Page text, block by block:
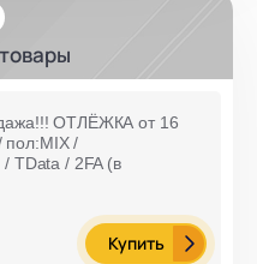
ОТЛЁЖКА от 16
пол:MIX /
/ 2FA (в
Купить